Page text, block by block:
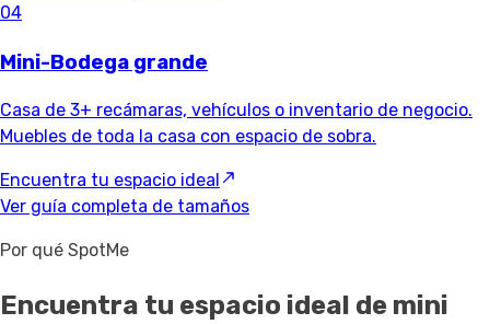
04
Mini-Bodega grande
Casa de 3+ recámaras, vehículos o inventario de negocio.
Muebles de toda la casa con espacio de sobra.
Encuentra tu espacio ideal
Ver guía completa de tamaños
Por qué SpotMe
Encuentra tu espacio ideal de mini